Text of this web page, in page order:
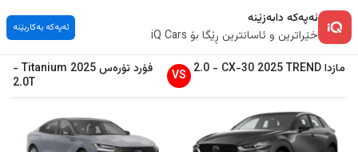
ئەپەکە دابەزێنە
خێراترین و ئاسانترین ڕێگا بۆ iQ Cars
ئەپەکە بەکاربێنە
مازدا CX-30 2025TREND
-
2.0
VS فۆردتۆرەس2025
Titanium
-
2.0T